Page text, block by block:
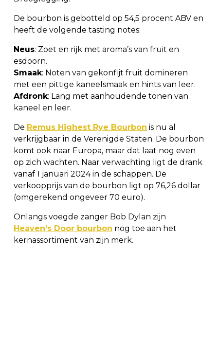
De bourbon is gebotteld op 54,5 procent ABV en
heeft de volgende tasting notes:
Neus: Zoet en rijk met aroma’s van fruit en
esdoorn.
Smaak: Noten van gekonfijt fruit domineren
met een pittige kaneelsmaak en hints van leer.
Afdronk: Lang met aanhoudende tonen van
kaneel en leer.
De Remus Highest Rye Bourbon is nu al
verkrijgbaar in de Verenigde Staten. De bourbon
komt ook naar Europa, maar dat laat nog even
op zich wachten. Naar verwachting ligt de drank
vanaf 1 januari 2024 in de schappen. De
verkoopprijs van de bourbon ligt op 76,26 dollar
(omgerekend ongeveer 70 euro).
Onlangs voegde zanger Bob Dylan zijn
Heaven's Door bourbon nog toe aan het
kernassortiment van zijn merk.